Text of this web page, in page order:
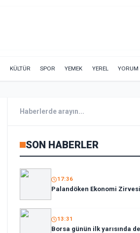
KÜLTÜR SPOR YEMEK YEREL YORUM
SON HABERLER
17:36
Palandöken Ekonomi Zirvesi
13:31
Borsa günün ilk yarısında